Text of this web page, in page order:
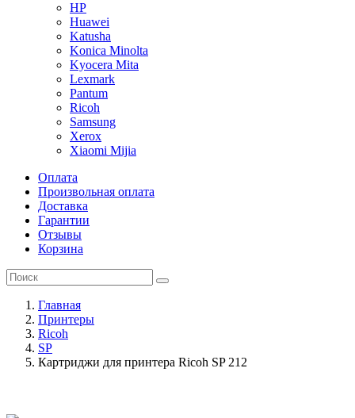
HP
Huawei
Katusha
Konica Minolta
Kyocera Mita
Lexmark
Pantum
Ricoh
Samsung
Xerox
Xiaomi Mijia
Оплата
Произвольная оплата
Доставка
Гарантии
Отзывы
Корзина
Главная
Принтеры
Ricoh
SP
Картриджи для принтера Ricoh SP 212